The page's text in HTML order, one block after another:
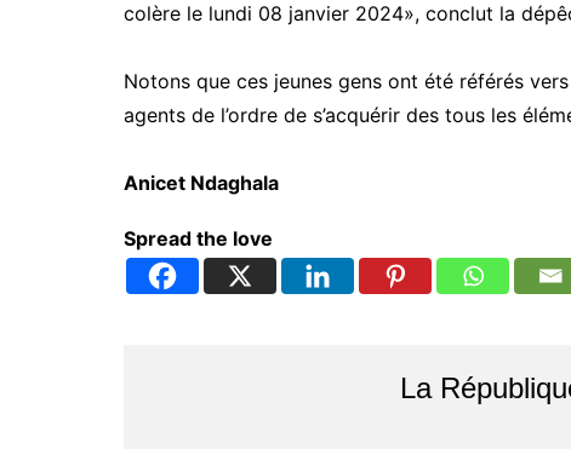
colère le lundi 08 janvier 2024», conclut la
Notons que ces jeunes gens ont été référés
agents de l’ordre de s’acquérir des tous les
Anicet Ndaghala
Spread the love
La